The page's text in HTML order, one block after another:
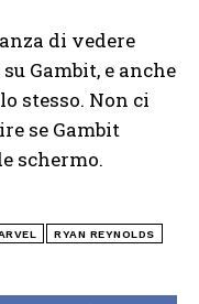
di vedere
Gambit, e anche
stesso. Non ci
se Gambit
schermo.
RYAN REYNOLDS